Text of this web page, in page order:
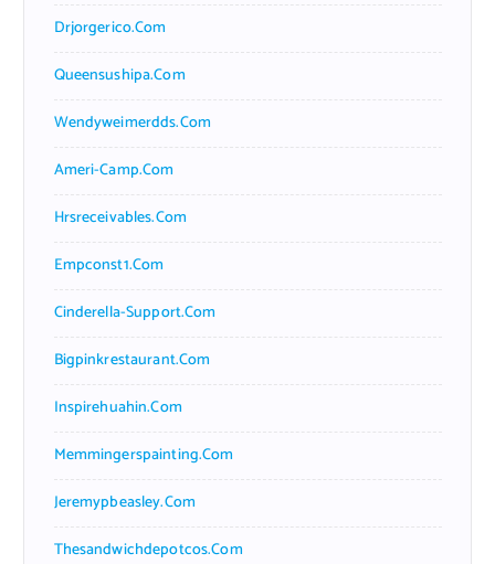
Drjorgerico.com
Queensushipa.com
Wendyweimerdds.com
Ameri-Camp.com
Hrsreceivables.com
Empconst1.com
Cinderella-Support.com
Bigpinkrestaurant.com
Inspirehuahin.com
Memmingerspainting.com
Jeremypbeasley.com
Thesandwichdepotcos.com